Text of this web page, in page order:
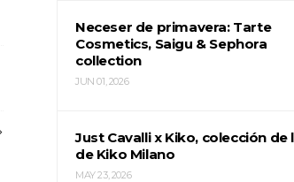
Neceser de primavera: Tarte
Cosmetics, Saigu & Sephora
collection
JUN 01, 2026
Just Cavalli x Kiko, colección de
de Kiko Milano
MAY 23, 2026